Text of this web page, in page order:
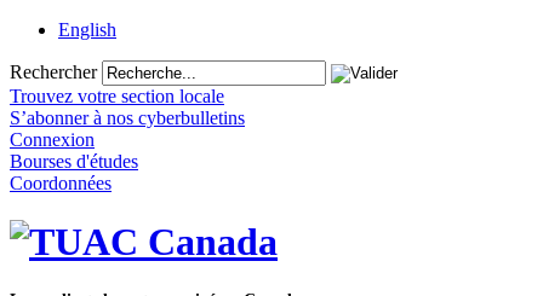
English
Rechercher
Trouvez votre section locale
S’abonner à nos cyberbulletins
Connexion
Bourses d'études
Coordonnées